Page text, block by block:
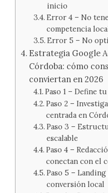
inicio
Error 4 – No
competencia
Error 5 – No
Estrategia Google
Córdoba: cómo
conviertan en 2026
Paso 1 – Define
Paso 2 –
centrada en
Paso 3 –
escalable
Paso 4 –
conectan con el
Paso 5 –
conversión local